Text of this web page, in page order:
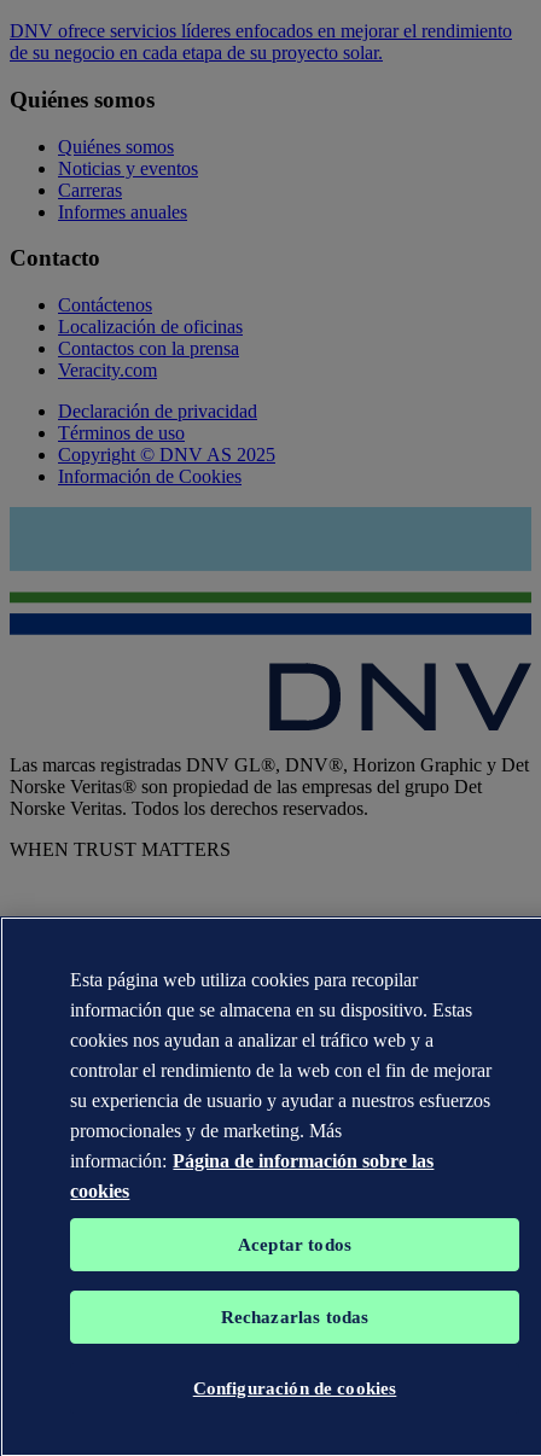
DNV ofrece servicios líderes enfocados en mejorar el rendimiento
de su negocio en cada etapa de su proyecto solar.
Quiénes somos
Quiénes somos
Noticias y eventos
Carreras
Informes anuales
Contacto
Contáctenos
Localización de oficinas
Contactos con la prensa
Veracity.com
Declaración de privacidad
Términos de uso
Copyright © DNV AS 2025
Información de Cookies
Las marcas registradas DNV GL®, DNV®, Horizon Graphic y Det
Norske Veritas® son propiedad de las empresas del grupo Det
Norske Veritas. Todos los derechos reservados.
WHEN TRUST MATTERS
Esta página web utiliza cookies para recopilar
información que se almacena en su dispositivo. Estas
cookies nos ayudan a analizar el tráfico web y a
controlar el rendimiento de la web con el fin de mejorar
su experiencia de usuario y ayudar a nuestros esfuerzos
promocionales y de marketing. Más
información: Página de información sobre las
cookies
Aceptar todos
Rechazarlas todas
Configuración de cookies